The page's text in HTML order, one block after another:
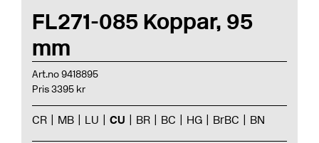
FL271-085 Koppar, 95
mm
Art.no 9418895
Pris 3395 kr
CR MB LU CU BR BC HG BrBC BN